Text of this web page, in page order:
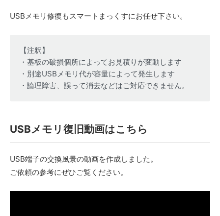
USBメモリ修復もスマートまっくすにお任せ下さい。
【注釈】
・基板の破損個所によってお見積りが変動します
・別途USBメモリ代が容量によって発生します
・論理障害、誤って消去などはご対応できません。
USBメモリ復旧動画はこちら
USB端子の交換風景の動画を作成しました。
ご依頼の参考にぜひご覧ください。